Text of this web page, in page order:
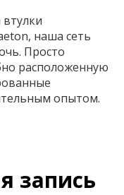
наша сеть
Просто
расположенную
опытом.
запись